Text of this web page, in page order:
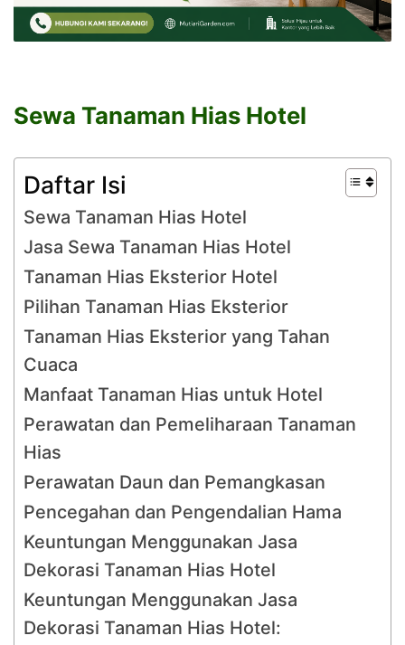
Sewa Tanaman Hias Hotel
Daftar Isi
Sewa Tanaman Hias Hotel
Jasa Sewa Tanaman Hias Hotel
Tanaman Hias Eksterior Hotel
Pilihan Tanaman Hias Eksterior
Tanaman Hias Eksterior yang Tahan
Cuaca
Manfaat Tanaman Hias untuk Hotel
Perawatan dan Pemeliharaan Tanaman
Hias
Perawatan Daun dan Pemangkasan
Pencegahan dan Pengendalian Hama
Keuntungan Menggunakan Jasa
Dekorasi Tanaman Hias Hotel
Keuntungan Menggunakan Jasa
Dekorasi Tanaman Hias Hotel: